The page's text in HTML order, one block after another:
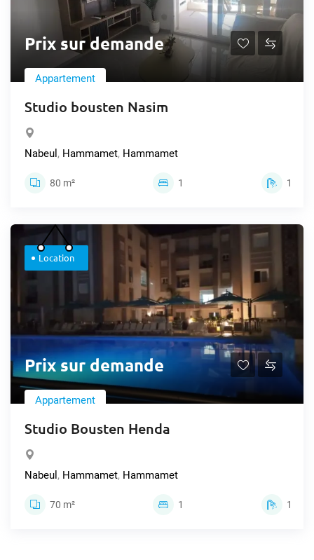
Prix sur demande
Appartement
Studio bousten Nasim
Nabeul , Hammamet, Hammamet
80 m² 1 1
Location
Prix sur demande
Appartement
Studio Bousten Henda
Nabeul , Hammamet, Hammamet
70 m² 1 1